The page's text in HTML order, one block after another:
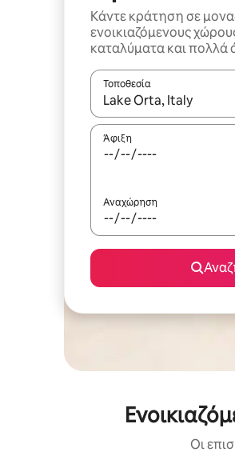
Κάντε κράτηση σε
ενοικιαζόμενους
καταλύματα και πολλά
Τοποθεσία
Όταν τα αποτελέσματα
Άφιξη
Αναχώρηση
Οι